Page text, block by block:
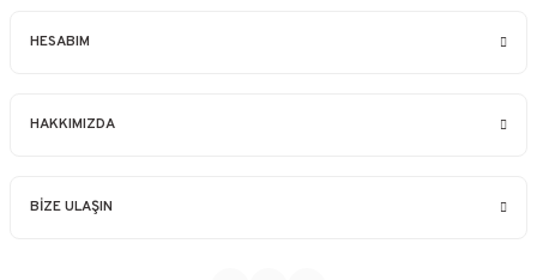
HESABIM
HAKKIMIZDA
BİZE ULAŞIN